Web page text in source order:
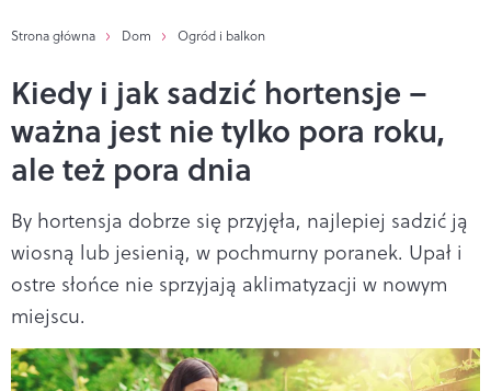
Strona główna Dom Ogród i balkon
Kiedy i jak sadzić hortensje –
ważna jest nie tylko pora roku,
ale też pora dnia
By hortensja dobrze się przyjęła, najlepiej sadzić ją
wiosną lub jesienią, w pochmurny poranek. Upał i
ostre słońce nie sprzyjają aklimatyzacji w nowym
miejscu.